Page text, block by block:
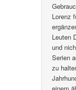
Lorenz
Leuten
und
Serien
zu